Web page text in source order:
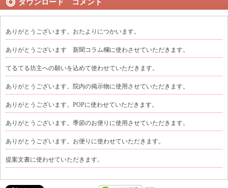
ダウンロード コメント
ありがとうございます。おたよりにつかいます。
ありがとうございます 新聞コラム欄に使わさせていただきます。
てるてる坊主への願いを込めて使わせていただきます。
ありがとうございます。院内の掲示物に使用させていただきます。
ありがとうございます。POPに使わせていただきます。
ありがとうございます。季節のお便りに使用させていただきます。
ありがとうございます。お便りに使わせていただきます。
提案文書に使わせていただきます。